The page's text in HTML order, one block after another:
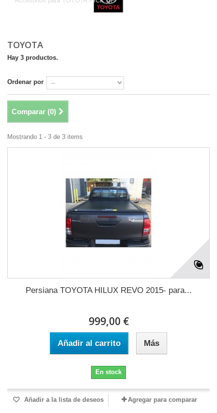
TOYOTA
Hay 3 productos.
Ordenar por
Comparar (0)
Mostrando 1 - 3 de 3 items
Persiana TOYOTA HILUX REVO 2015- para...
999,00 €
Añadir al carrito Más
En stock
Añadir a la lista de deseos Agregar para comparar